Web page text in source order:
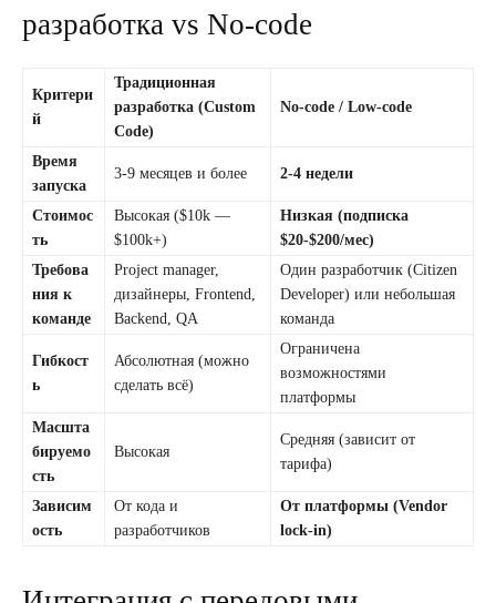
разработка vs No-code
Критери
й
Традиционная
разработка (Custom
Code)
No-code / Low-code
Время
запуска
3-9 месяцев и более 2-4 недели
Стоимос
ть
Высокая ($10k —
$100k+)
Низкая (подписка
$20-$200/мес)
Требова
ния к
команде
Project manager,
дизайнеры, Frontend,
Backend, QA
Один разработчик (Citizen
Developer) или небольшая
команда
Гибкост
ь
Абсолютная (можно
сделать всё)
Ограничена
возможностями
платформы
Масшта
бируемо
сть
Высокая
Средняя (зависит от
тарифа)
Зависим
ость
От кода и
разработчиков
От платформы (Vendor
lock-in)